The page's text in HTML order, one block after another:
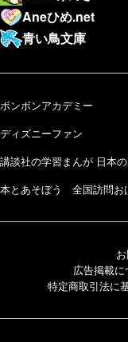
Aneひめ.net
青い鳥文庫
ボンボンアカデミー
ディズニーファン
講談社の学習まんが 日本
本とあそぼう 全国訪問お
広告掲載に
特定商取引法に